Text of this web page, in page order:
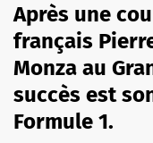
Après une
français
Monza au
succès est
Formule 1.